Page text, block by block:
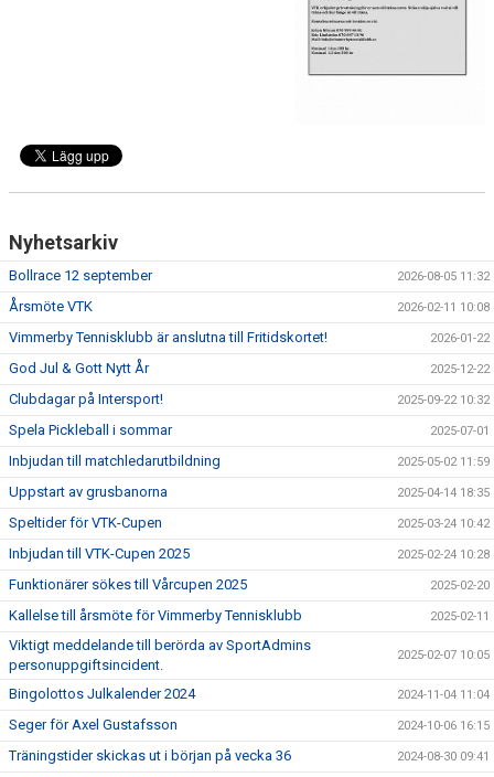
Nyhetsarkiv
Bollrace 12 september 2026-08-05 11:32
Årsmöte VTK 2026-02-11 10:08
Vimmerby Tennisklubb är anslutna till Fritidskortet! 2026-01-22
God Jul & Gott Nytt År 2025-12-22
Clubdagar på Intersport! 2025-09-22 10:32
Spela Pickleball i sommar 2025-07-01
Inbjudan till matchledarutbildning 2025-05-02 11:59
Uppstart av grusbanorna 2025-04-14 18:35
Speltider för VTK-Cupen 2025-03-24 10:42
Inbjudan till VTK-Cupen 2025 2025-02-24 10:28
Funktionärer sökes till Vårcupen 2025 2025-02-20
Kallelse till årsmöte för Vimmerby Tennisklubb 2025-02-11
Viktigt meddelande till berörda av SportAdmins
personuppgiftsincident.
2025-02-07 10:05
Bingolottos Julkalender 2024 2024-11-04 11:04
Seger för Axel Gustafsson 2024-10-06 16:15
Träningstider skickas ut i början på vecka 36 2024-08-30 09:41